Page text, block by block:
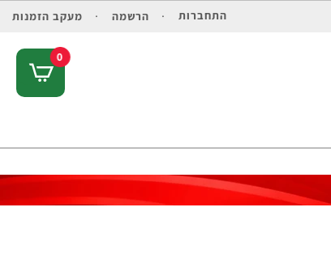
התחברות הרשמה מעקב הזמנות
0